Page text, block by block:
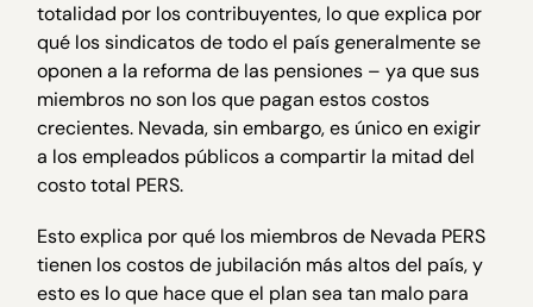
totalidad por los contribuyentes, lo que explica por
qué los sindicatos de todo el país generalmente se
oponen a la reforma de las pensiones – ya que sus
miembros no son los que pagan estos costos
crecientes. Nevada, sin embargo, es único en exigir
a los empleados públicos a compartir la mitad del
costo total PERS.
Esto explica por qué los miembros de Nevada PERS
tienen los costos de jubilación más altos del país, y
esto es lo que hace que el plan sea tan malo para